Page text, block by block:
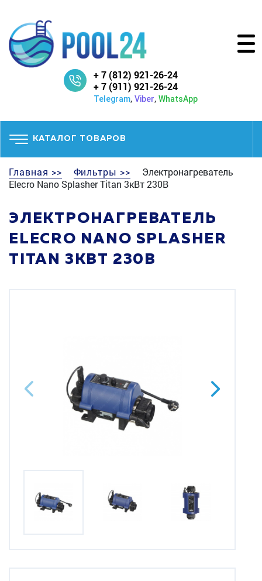
+ 7 (812) 921-26-24
+ 7 (911) 921-26-24
Telegram, Viber, WhatsApp
КАТАЛОГ ТОВАРОВ
Главная >> Фильтры >>
Электронагреватель
Elecro Nano Splasher Titan 3кВт 230В
ЭЛЕКТРОНАГРЕВАТЕЛЬ
ELECRO NANO SPLASHER
TITAN 3КВТ 230В